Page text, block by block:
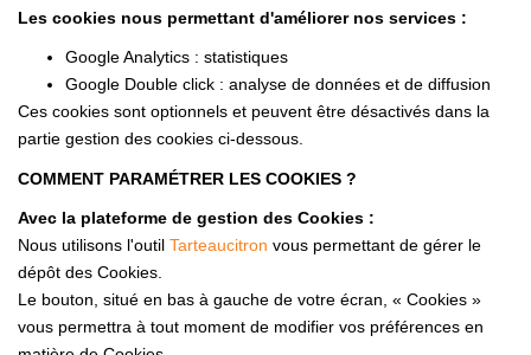
Les cookies nous permettant d'améliorer nos services :
Google Analytics : statistiques
Google Double click : analyse de données et de diffusion
Ces cookies sont optionnels et peuvent être désactivés dans la
partie gestion des cookies ci-dessous.
COMMENT PARAMÉTRER LES COOKIES ?
Avec la plateforme de gestion des Cookies :
Nous utilisons l'outil Tarteaucitron vous permettant de gérer le
dépôt des Cookies.
Le bouton, situé en bas à gauche de votre écran, « Cookies »
vous permettra à tout moment de modifier vos préférences en